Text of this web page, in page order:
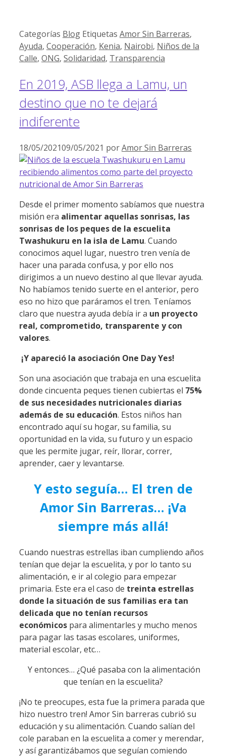
Categorías Blog Etiquetas Amor Sin Barreras,
Ayuda, Cooperación, Kenia, Nairobi, Niños de la
Calle, ONG, Solidaridad, Transparencia
En 2019, ASB llega a Lamu, un
destino que no te dejará
indiferente
18/05/202109/05/2021 porAmor Sin Barreras
Desde el primer momento sabíamos que nuestra
misión era alimentar aquellas sonrisas, las
sonrisas de los peques de la escuelita
Twashukuru en la isla de Lamu. Cuando
conocimos aquel lugar, nuestro tren venía de
hacer una parada confusa, y por ello nos
dirigimos a un nuevo destino al que llevar ayuda.
No habíamos tenido suerte en el anterior, pero
eso no hizo que paráramos el tren. Teníamos
claro que nuestra ayuda debía ir a un proyecto
real, comprometido, transparente y con
valores.
¡Y apareció la asociación One Day Yes!
Son una asociación que trabaja en una escuelita
donde cincuenta peques tienen cubiertas el 75%
de sus necesidades nutricionales diarias
además de su educación. Estos niños han
encontrado aquí su hogar, su familia, su
oportunidad en la vida, su futuro y un espacio
que les permite jugar, reír, llorar, correr,
aprender, caer y levantarse.
Y esto seguía… El tren de
Amor Sin Barreras… ¡Va
siempre más allá!
Cuando nuestras estrellas iban cumpliendo años
tenían que dejar la escuelita, y por lo tanto su
alimentación, e ir al colegio para empezar
primaria. Este era el caso de treinta estrellas
donde la situación de sus familias era tan
delicada que no tenían recursos
económicos para alimentarles y mucho menos
para pagar las tasas escolares, uniformes,
material escolar, etc…
Y entonces… ¿Qué pasaba con la alimentación
que tenían en la escuelita?
¡No te preocupes, esta fue la primera parada que
hizo nuestro tren! Amor Sin barreras cubrió su
educación y su alimentación. Cuando salían del
cole paraban en la escuelita a comer y merendar,
y así garantizábamos que seguían comiendo